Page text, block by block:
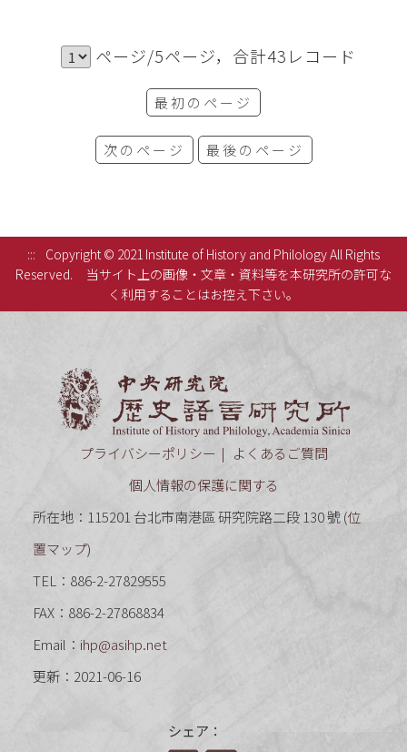
ページ/5ページ，合計43レコード
最初のページ
次のページ 最後のページ
:::
Copyright © 2021 Institute of History and Philology All Rights
Reserved.
当サイト上の画像・文章・資料等を本研究所の許可な
く利用することはお控え下さい。
プライバシーポリシー
よくあるご質問
個人情報の保護に関する
所在地：115201 台北市南港區 研究院路二段 130 號 (位
置マップ)
TEL：886-2-27829555
FAX：886-2-27868834
Email： ihp@asihp.net
更新：2021-06-16
シェア：